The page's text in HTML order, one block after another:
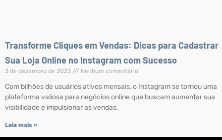
Transforme Cliques em Vendas: Dicas para Cadastrar
Sua Loja Online no Instagram com Sucesso
3 de dezembro de 2023 Nenhum comentário
Com bilhões de usuários ativos mensais, o Instagram se tornou uma
plataforma valiosa para negócios online que buscam aumentar sua
visibilidade e impulsionar as vendas.
Leia mais »